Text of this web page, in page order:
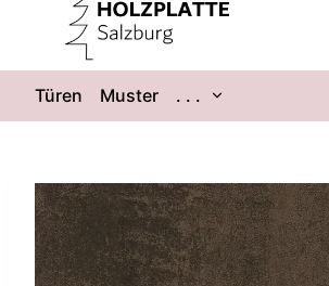
springen
Türen Muster . . .